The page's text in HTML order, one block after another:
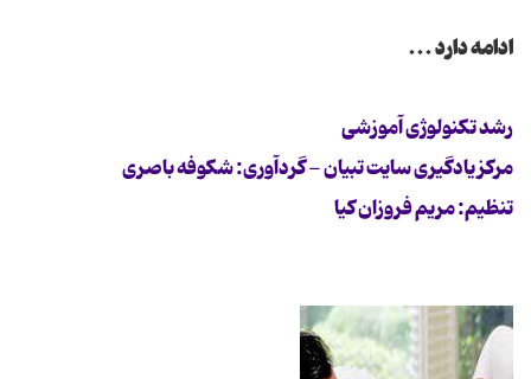
ادامه دارد ...
رشد تکنولوژی آموزشی
مرکز یادگیری سایت تبیان - گردآوری: شکوفه باصری
تنظیم: مریم فروزان کیا